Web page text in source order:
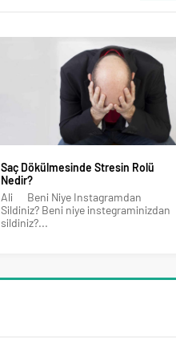
Saç Dökülmesinde Stresin Rolü
Nedir?
Ali Beni Niye Instagramdan
Sildiniz? Beni niye instegraminizdan
sildiniz?...